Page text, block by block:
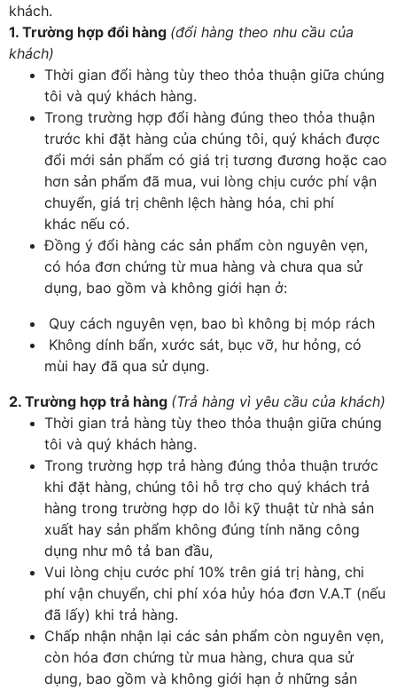
khách.
1. Trường hợp đổi hàng (đổi hàng theo nhu cầu của
khách)
Thời gian đổi hàng tùy theo thỏa thuận giữa chúng
tôi và quý khách hàng.
Trong trường hợp đổi hàng đúng theo thỏa thuận
trước khi đặt hàng của chúng tôi, quý khách được
đổi mới sản phẩm có giá trị tương đương hoặc cao
hơn sản phẩm đã mua, vui lòng chịu cước phí vận
chuyển, giá trị chênh lệch hàng hóa, chi phí
khác nếu có.
Đồng ý đổi hàng các sản phẩm còn nguyên vẹn,
có hóa đơn chứng từ mua hàng và chưa qua sử
dụng, bao gồm và không giới hạn ở:
Quy cách nguyên vẹn, bao bì không bị móp rách
Không dính bẩn, xước sát, bục vỡ, hư hỏng, có
mùi hay đã qua sử dụng.
2. Trường hợp trả hàng (Trả hàng vì yêu cầu của khách)
Thời gian trả hàng tùy theo thỏa thuận giữa chúng
tôi và quý khách hàng.
Trong trường hợp trả hàng đúng thỏa thuận trước
khi đặt hàng, chúng tôi hỗ trợ cho quý khách trả
hàng trong trường hợp do lỗi kỹ thuật từ nhà sản
xuất hay sản phẩm không đúng tính năng công
dụng như mô tả ban đầu,
Vui lòng chịu cước phí 10% trên giá trị hàng, chi
phí vận chuyển, chi phí xóa hủy hóa đơn V.A.T (nếu
đã lấy) khi trả hàng.
Chấp nhận nhận lại các sản phẩm còn nguyên vẹn,
còn hóa đơn chứng từ mua hàng, chưa qua sử
dụng, bao gồm và không giới hạn ở những sản